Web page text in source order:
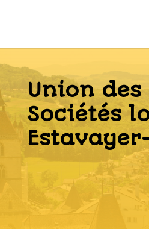
Union des
Sociétés